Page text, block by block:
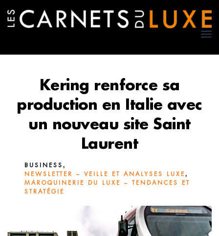
Kering renforce sa
production en Italie avec
un nouveau site Saint
Laurent
BUSINESS ,
NEWSLETTER – VEILLE ET ANALYSES LUXE,
MAROQUINERIE DU LUXE – TENDANCES ET
STRATÉGIE